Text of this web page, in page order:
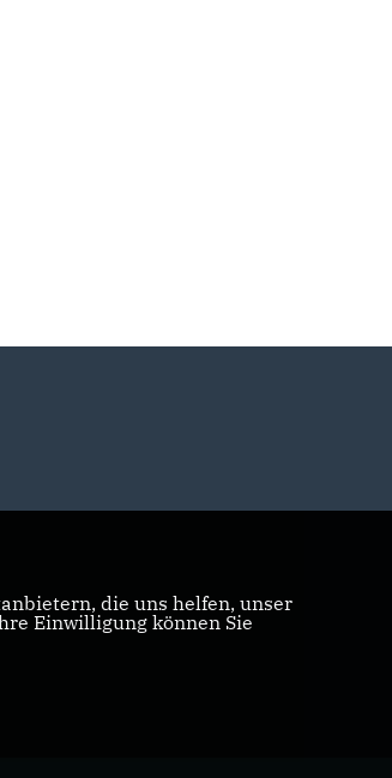
die uns helfen, unser
Einwilligung können Sie